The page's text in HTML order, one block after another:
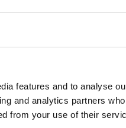
features and to analyse
and analytics partners
from your use of their
Vi står för både
får ni en förbetald
Kostnaden för för
hos oss online om
Vid ev. utebliven